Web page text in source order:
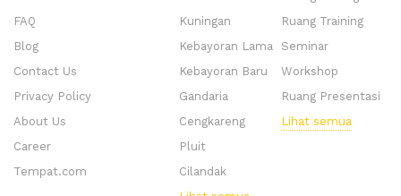
FAQ
Blog
Contact Us
Privacy Policy
About Us
Career
Tempat.com
Kuningan
Kebayoran Lama
Kebayoran Baru
Gandaria
Cengkareng
Pluit
Cilandak
Ruang Training
Seminar
Workshop
Ruang Presentasi
Lihat semua